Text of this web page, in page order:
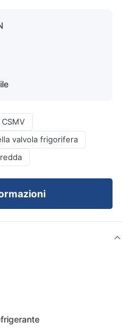
valvola frigorifera